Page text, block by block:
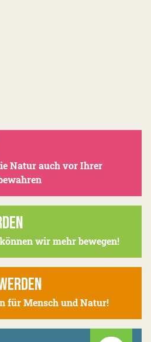
Natur auch vor Ihrer
wir mehr bewegen!
für Mensch und Natur!